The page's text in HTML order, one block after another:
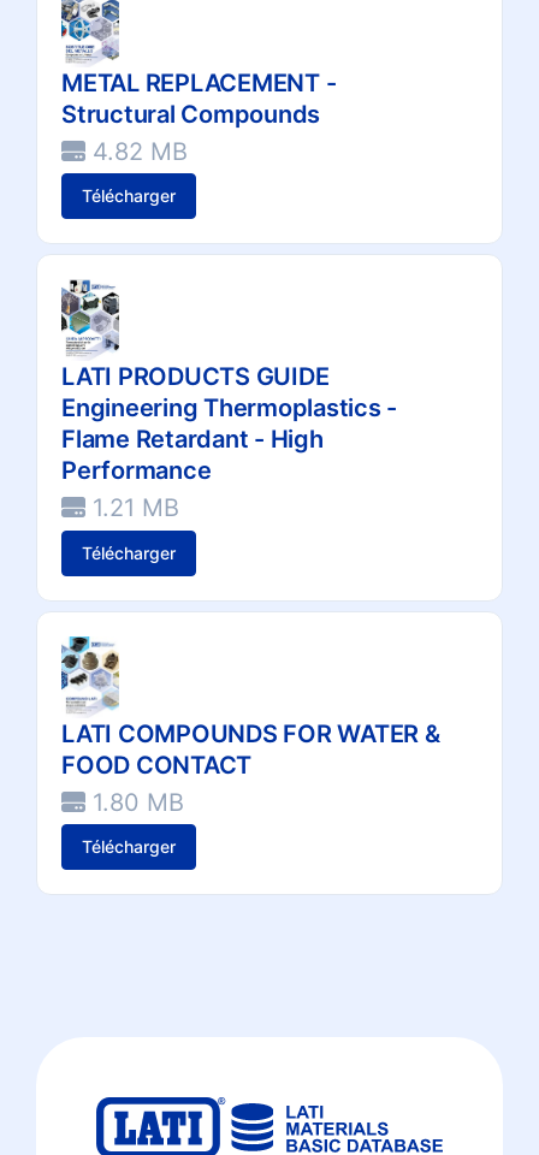
METAL REPLACEMENT -
Structural Compounds
4.82 MB
Télécharger
LATI PRODUCTS GUIDE
Engineering Thermoplastics -
Flame Retardant - High
Performance
1.21 MB
Télécharger
LATI COMPOUNDS FOR WATER &
FOOD CONTACT
1.80 MB
Télécharger